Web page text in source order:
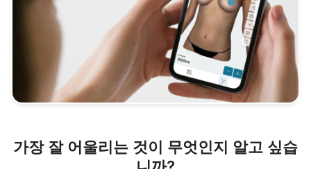
가장 잘 어울리는 것이 무엇인지 알고 싶습